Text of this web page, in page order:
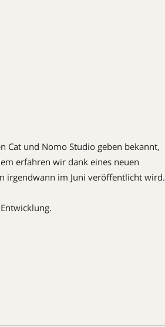
Cat und Nomo Studio geben bekannt,
erfahren wir dank eines neuen
irgendwann im Juni veröffentlicht wird.